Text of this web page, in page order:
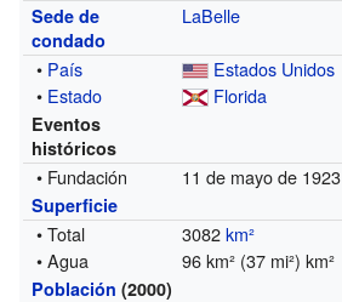
Sede de
condado
LaBelle
• País
Estados Unidos
• Estado Florida
Eventos
históricos
• Fundación 11 de mayo de 1923
Superficie
• Total 3082km²
• Agua
96 km² (37 mi²) km²
Población (2000)